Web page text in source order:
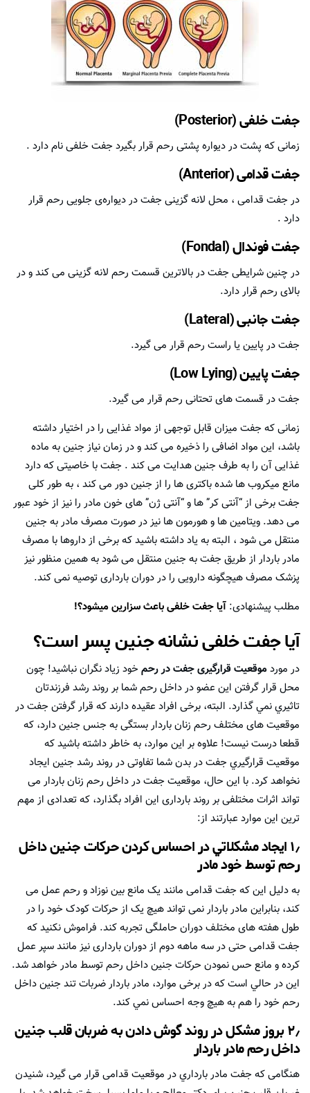
جفت خلفی (Posterior)
زمانی که پشت در دیواره پشتی رحم قرار بگیرد جفت خلفی نام دارد .
جفت قدامی (Anterior)
در جفت قدامی ، محل لانه گزینی جفت در دیواره‌ی جلویی رحم قرار
دارد .
جفت فوندال (Fondal)
در چنین شرایطی جفت در بالاترین قسمت رحم لانه گزینی می کند و در
بالای رحم قرار دارد.
جفت جانبی (Lateral)
جفت در پایین یا راست رحم قرار می گیرد.
جفت پایین (Low Lying)
جفت در قسمت های تحتانی رحم قرار می گیرد.
زمانی که جفت میزان قابل توجهی از مواد غذایی را در اختیار داشته
باشد، این مواد اضافی را ذخیره می کند و در زمان نیاز جنین به ماده
غذایی آن را به طرف جنین هدایت می کند . جفت با خاصیتی که دارد
مانع میکروب ها شده باکتری ها را از جنین دور می کند ، به طور کلی
جفت برخی از “آنتی کر” ها و “آنتی ژن” های خون مادر را نیز از خود عبور
می دهد. ویتامین ها و هورمون ها نیز در صورت مصرف مادر به جنین
منتقل می شود ، البته به یاد داشته باشید که برخی از داروها با مصرف
مادر باردار از طریق جفت به جنین منتقل می شود به همین منظور نیز
پزشک مصرف هیچگونه دارویی را در دوران بارداری توصیه نمی کند.
مطلب پیشنهادی: آیا جفت خلفی باعث سزارین میشود؟!
آیا جفت خلفی نشانه جنین پسر است؟
در موردموقعیت قرارگیری جفت در رحمخود زیاد نگران نباشید! چون
محل قرار گرفتن این عضو در داخل رحم شما بر روند رشد فرزندتان
تاثيري نمي گذارد. البته، برخی افراد عقیده دارند که قرار گرفتن جفت در
موقعیت های مختلف رحم زنان باردار بستگی به جنس جنین دارد، که
قطعا درست نيست! علاوه بر اين موارد، به خاطر داشته باشيد كه
موقعیت قرارگيري جفت در بدن شما تفاوتی در روند رشد جنین ایجاد
نخواهد کرد. با این حال، موقعیت جفت در داخل رحم زنان باردار می
تواند اثرات مختلفی بر روند بارداری اين افراد بگذارد، که تعدادی از مهم
ترين اين موارد عبارتند از:
۱٫ ایجاد مشکلاتي در احساس کردن حرکات جنین داخل
رحم توسط خود مادر
به دلیل این که جفت قدامی مانند یک مانع بین نوزاد و رحم عمل می
کند، بنابراين مادر باردار نمی تواند هیچ یک از حرکات کودک خود را در
طول هفته های مختلف دوران حاملگی تجربه کند. فراموش نکنید كه
جفت قدامی حتی در سه ماهه دوم از دوران بارداری نیز مانند سپر عمل
کرده و مانع حس نمودن حرکات جنین داخل رحم توسط مادر خواهد شد.
اين در حالي است كه در برخی موارد، مادر باردار ضربات تند جنین داخل
رحم خود را هم به هیچ وجه احساس نمي كند.
۲٫ بروز مشکل در روند گوش دادن به ضربان قلب جنین
داخل رحم مادر باردار
هنگامی که جفت مادر بارداري در موقعیت قدامی قرار می گیرد، شنیدن